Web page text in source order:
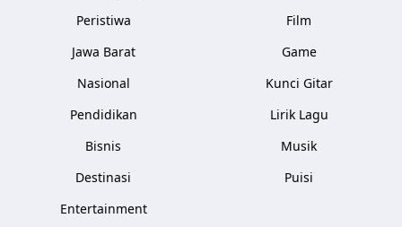
Peristiwa
Jawa Barat
Nasional
Pendidikan
Bisnis
Destinasi
Entertainment
Film
Game
Kunci Gitar
Lirik Lagu
Musik
Puisi